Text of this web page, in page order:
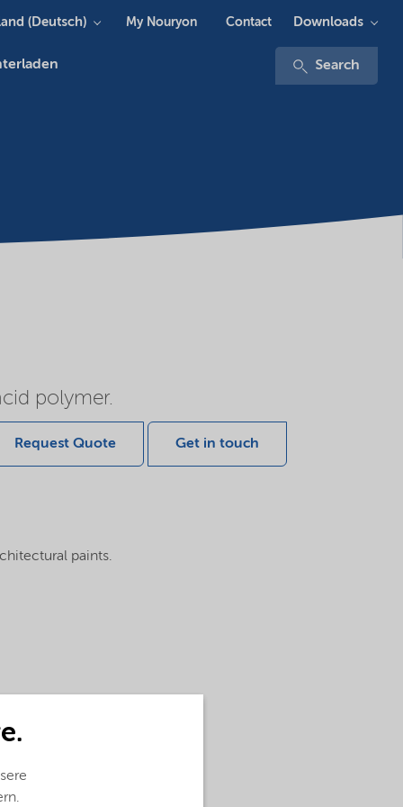
Search
(Deutsch) My Nouryon Contact Downloads
polymer.
Request Quote Get in touch
paints.